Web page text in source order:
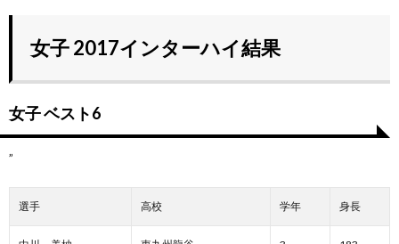
女子 2017インターハイ結果
女子 ベスト6
”
選手 高校 学年 身長